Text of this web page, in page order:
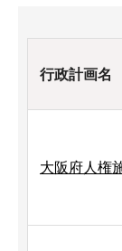
行政計画名
大阪府人権